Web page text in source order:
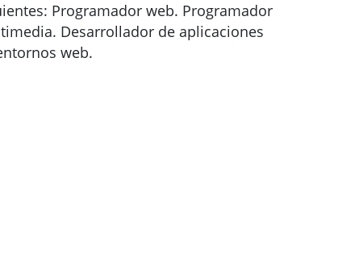
Programador web. Programador
Desarrollador de aplicaciones
web.